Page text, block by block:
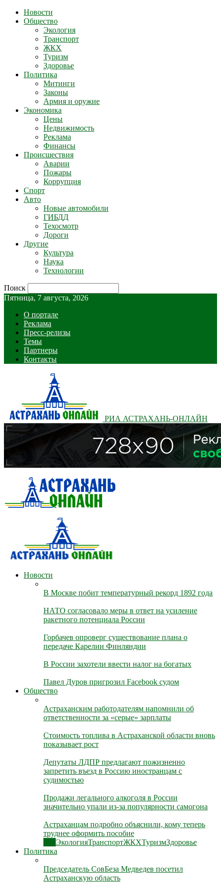
Новости
Общество
Экология
Транспорт
ЖКХ
Туризм
Здоровье
Политика
Митинги
Законы
Армия и оружие
Экономика
Цены
Недвижимость
Реклама
Финансы
Происшествия
Аварии
Пожары
Коррупция
Спорт
Авто
Новые автомобили
ГИБДД
Техосмотр
Дороги
Другие
Культура
Наука
Технологии
Поиск
Пятница, 7 августа, 2026
О портале
Реклама
Пресс-релизы
Темы
Партнеры
Контакты
РИА АСТРАХАНЬ-ОНЛАЙН
Новости
В Москве побит температурный рекорд 1892 года
НАТО согласовало меры в ответ на усиление
ракетного потенциала России
Горбачев опроверг существование плана о
передаче Карелии Финляндии
В России захотели ввести налог на богатых
Павел Дуров пригрозил Facebook судом
Общество
Астраханским работодателям напомнили об
ответственности за «серые» зарплаты
Стоимость топлива в Астраханской области вновь
показывает рост
Депутаты ЛДПР предлагают пожизненно
запретить въезд в Россию иностранцам с
судимостью
Продажи легального алкоголя в России
значительно упали из-за популярности самогона
Астраханцам подробно объяснили, кому теперь
труднее оформить пособие
ЭкологияТранспортЖКХТуризмЗдоровье
Политика
Председатель СовБеза Медведев посетил
Астраханскую область